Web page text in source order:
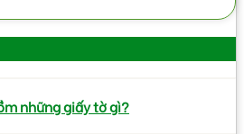
những giấy tờ gì?